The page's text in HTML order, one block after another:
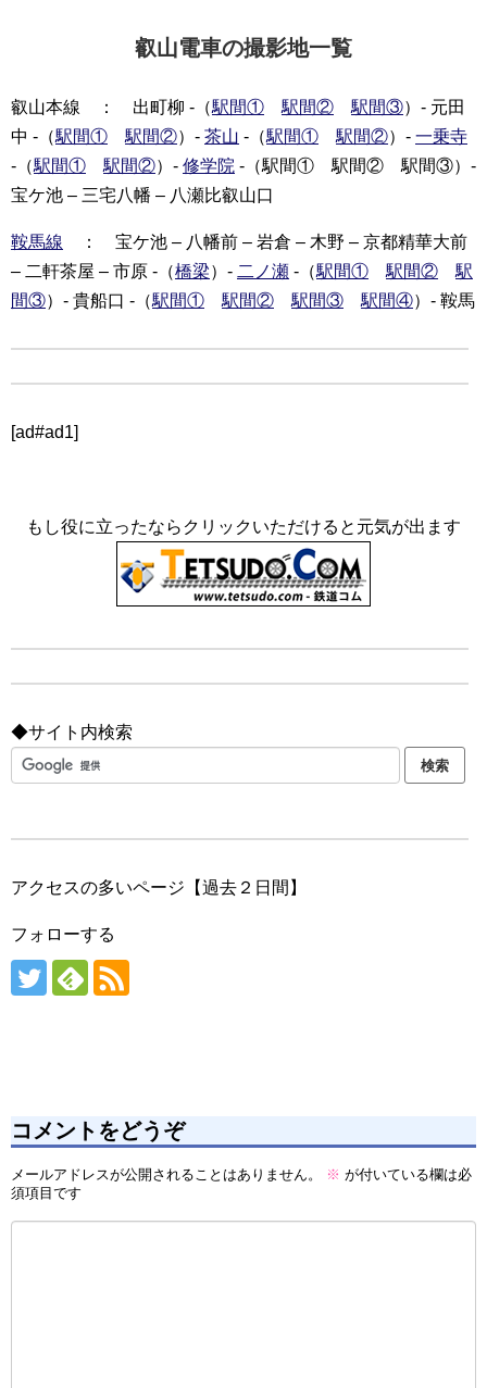
叡山電車の撮影地一覧
叡山本線 ： 出町柳 -（駅間① 駅間② 駅間③）- 元田
中 -（駅間① 駅間②）- 茶山 -（駅間① 駅間②）- 一乗寺
-（駅間① 駅間②）- 修学院 -（駅間① 駅間② 駅間③）-
宝ケ池 – 三宅八幡 – 八瀬比叡山口
鞍馬線 ： 宝ケ池 – 八幡前 – 岩倉 – 木野 – 京都精華大前
– 二軒茶屋 – 市原 -（橋梁）- 二ノ瀬 -（駅間① 駅間②
駅
間③）- 貴船口 -（駅間① 駅間② 駅間③ 駅間④）- 鞍馬
[ad#ad1]
もし役に立ったならクリックいただけると元気が出ます
◆サイト内検索
アクセスの多いページ【過去２日間】
フォローする
コメントをどうぞ
メールアドレスが公開されることはありません。 ※ が付いている欄は必
須項目です